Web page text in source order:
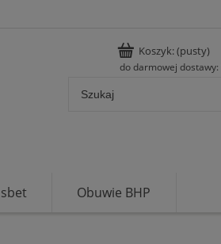
Koszyk:(pusty)
do darmowej dostawy:
Obuwie BHP